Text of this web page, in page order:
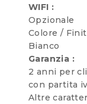
WIFI :
Opzionale
Colore /
Bianco
Garanzia :
2 anni per
con partita
Altre